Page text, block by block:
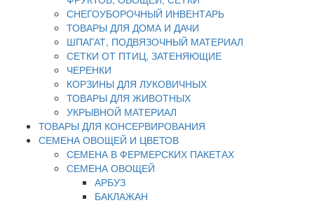
СНЕГОУБОРОЧНЫЙ ИНВЕНТАРЬ
ТОВАРЫ ДЛЯ ДОМА И ДАЧИ
ШПАГАТ, ПОДВЯЗОЧНЫЙ МАТЕРИАЛ
СЕТКИ ОТ ПТИЦ, ЗАТЕНЯЮЩИЕ
ЧЕРЕНКИ
КОРЗИНЫ ДЛЯ ЛУКОВИЧНЫХ
ТОВАРЫ ДЛЯ ЖИВОТНЫХ
УКРЫВНОЙ МАТЕРИАЛ
ТОВАРЫ ДЛЯ КОНСЕРВИРОВАНИЯ
СЕМЕНА ОВОЩЕЙ И ЦВЕТОВ
СЕМЕНА В ФЕРМЕРСКИХ ПАКЕТАХ
СЕМЕНА ОВОЩЕЙ
АРБУЗ
БАКЛАЖАН